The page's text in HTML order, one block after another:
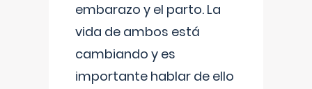
embarazo y el parto. La
vida de ambos está
cambiando y es
importante hablar de ello